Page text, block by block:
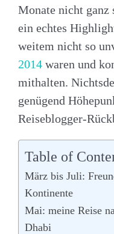
Monate nicht ganz
ein echtes
weitem nicht so
2014 waren und
mithalten.
genügend
Reiseblogger-
Table of
März bis Juli:
Kontinente
Mai: meine Reise
Dhabi